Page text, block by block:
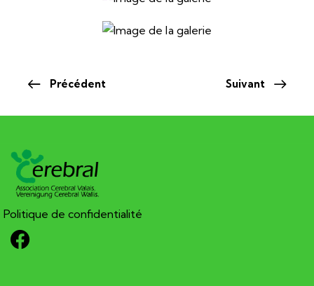
Précédent Suivant
Politique de confidentialité